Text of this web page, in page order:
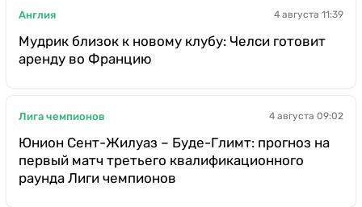
Англия 4 августа 11:39
Мудрик близок к новому клубу: Челси готовит
аренду во Францию
Лига чемпионов 4 августа 09:02
Юнион Сент-Жилуаз – Буде-Глимт: прогноз на
первый матч третьего квалификационного
раунда Лиги чемпионов